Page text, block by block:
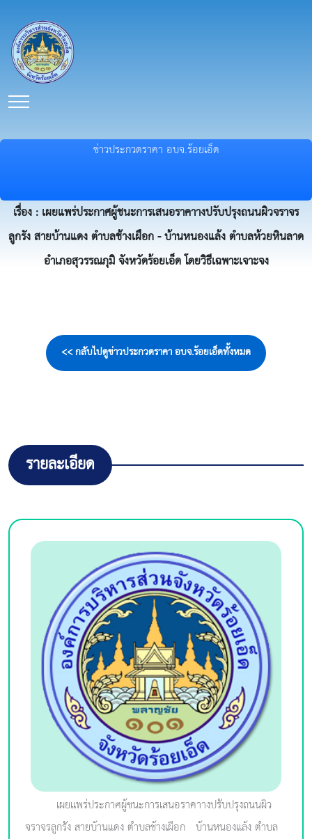
ข่าวประกวดราคา อบจ.ร้อยเอ็ด
เรื่อง : เผยแพร่ประกาศผู้ชนะการเสนอราคาางปรับปรุงถนนผิวจราจร
ลูกรัง สายบ้านแดง ตำบลช้างเผือก - บ้านหนองแล้ง ตำบลห้วยหินลาด
อำเภอสุวรรณภุมิ จังหวัดร้อยเอ็ด โดยวิธีเฉพาะเจาะจง
<< กลับไปดูข่าวประกวดราคา อบจ.ร้อยเอ็ดทั้งหมด
รายละเอียด
เผยแพร่ประกาศผู้ชนะการเสนอราคาางปรับปรุงถนนผิว
จราจรลูกรัง สายบ้านแดง ตำบลช้างเผือก - บ้านหนองแล้ง ตำบล